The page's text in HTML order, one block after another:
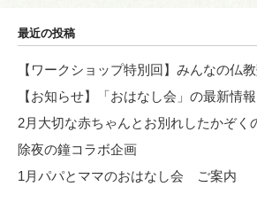
最近の投稿
【ワークショップ特別回】みんなの仏
【お知らせ】「おはなし会」の最新情
2月大切な赤ちゃんとお別れしたかぞく
除夜の鐘コラボ企画
1月パパとママのおはなし会 ご案内